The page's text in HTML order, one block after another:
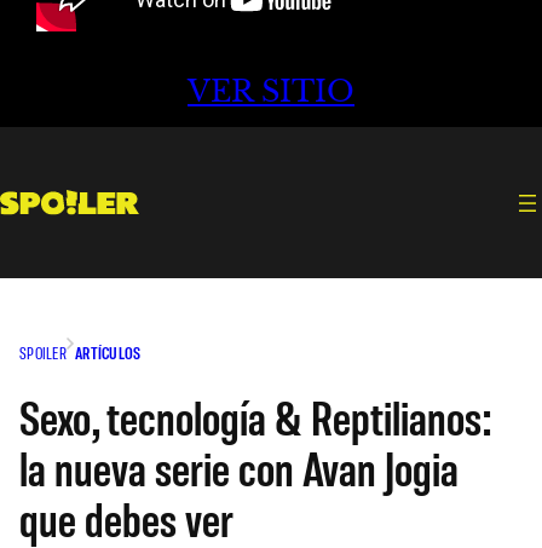
VER SITIO
SPOILER ARTÍCULOS
Sexo, tecnología & Reptilianos:
la nueva serie con Avan Jogia
que debes ver